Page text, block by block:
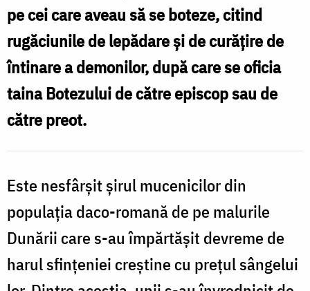
pe cei care aveau să se boteze, citind
rugăciunile de lepădare și de curățire de
întinare a demonilor, după care se oficia
taina Botezului de către episcop sau de
către preot.
Este nesfârșit șirul mucenicilor din
populația daco-romană de pe malurile
Dunării care s-au împărtășit devreme de
harul sfințeniei creștine cu prețul sângelui